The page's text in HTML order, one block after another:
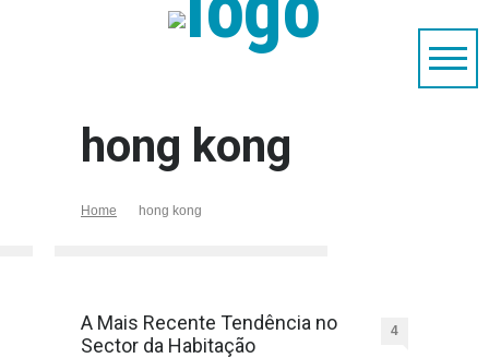
hong kong
Home hong kong
A Mais Recente Tendência no
Sector da Habitação
4